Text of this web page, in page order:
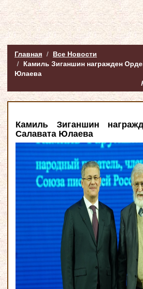
Главная
Все Новости
Камиль Зиганшин награжден
Юлаева
Камиль Зиганшин
Салавата Юлаева